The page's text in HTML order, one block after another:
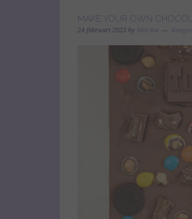
MAKE YOUR OWN
24 februari 2023 by Marina Reageer